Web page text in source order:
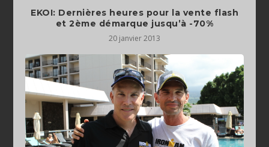
EKOI: Dernières heures pour la vente flash
et 2ème démarque jusqu’à -70%
20 janvier 2013